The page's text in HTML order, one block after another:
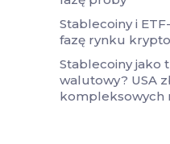
Stablecoiny i
fazę rynku krypto
Stablecoiny jako
walutowy? USA
kompleksowych